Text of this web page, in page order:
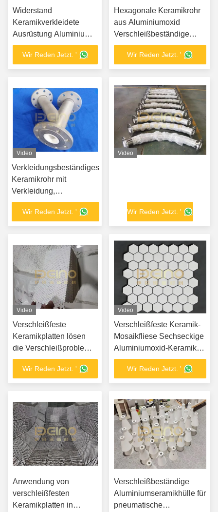
Widerstand
Keramikverkleidete
Ausrüstung Aluminium
Keramik
Verschleißfliesen
Wir Reden Jetzt. '
Hexagonale Keramikrohr
aus Aluminiumoxid
Verschleißbeständige
Keramikplatten aus
GummiWir Reden Jetzt. '
Video
Verkleidungsbeständiges
Keramikrohr mit
Verkleidung,
Abriebsbeständiges
Stahlrohr mit thermischer
Leistung
Wir Reden Jetzt. '
Video
Wir Reden Jetzt. '
Video
Verschleißfeste
Keramikplatten lösen
die Verschleißprobleme
von Zement-, Stahl- und
Bergbauausrüstung.
Wir Reden Jetzt. '
Video
Verschleißfeste Keramik-
Mosaikfliese Sechseckige
Aluminiumoxid-Keramik-
Auskleidungsplatte
Wir Reden Jetzt. '
Anwendung von
verschleißfesten
Keramikplatten in
Verschleißbeständige
Aluminiumseramikhülle für
pneumatische